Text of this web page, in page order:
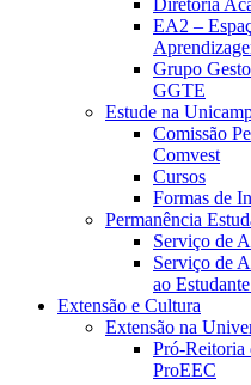
Diretoria
EA2 –
Grupo
GGTE
Estude na
Comissão
Comvest
Cursos
Formas de
Permanência
Serviço de
Serviço de
ao
Extensão e Cultura
Extensão na
Pró-Reitoria
ProEEC